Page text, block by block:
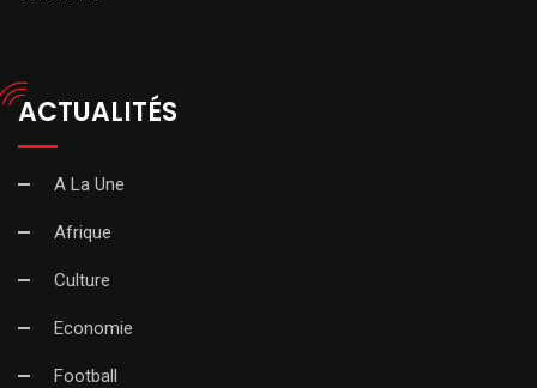
ACTUALITÉS
A La Une
Afrique
Culture
Economie
Football